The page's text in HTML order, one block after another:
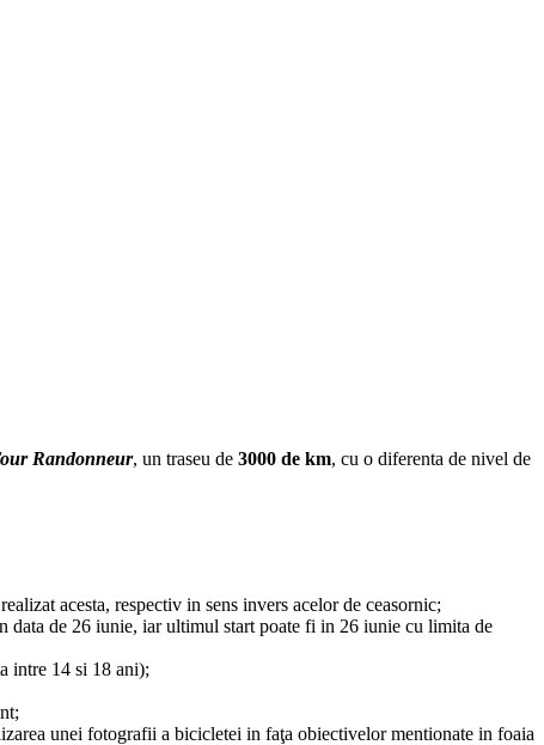
Randonneur, un traseu de 3000 de km, cu o diferenta de nivel de
acesta, respectiv in sens invers acelor de ceasornic;
de 26 iunie, iar ultimul start poate fi in 26 iunie cu limita de
intre 14 si 18 ani);
unei fotografii a bicicletei in faţa obiectivelor mentionate in foaia